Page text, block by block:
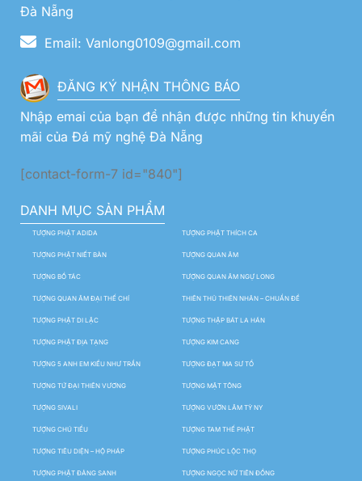
Đà Nẵng
Email: Vanlong0109@gmail.com
ĐĂNG KÝ NHẬN THÔNG BÁO
Nhập emai của bạn để nhận được những tin khuyến
mãi của Đá mỹ nghệ Đà Nẵng
[contact-form-7 id="840"]
DANH MỤC SẢN PHẨM
TƯỢNG PHẬT ADIDA TƯỢNG PHẬT THÍCH CA
TƯỢNG PHẬT NIẾT BÀN TƯỢNG QUAN ÂM
TƯỢNG BỒ TÁC TƯỢNG QUAN ÂM NGỰ LONG
TƯỢNG QUAN ÂM ĐẠI THẾ CHÍ THIÊN THỦ THIÊN NHÃN – CHUẨN ĐỀ
TƯỢNG PHẬT DI LẶC TƯỢNG THẬP BÁT LA HÁN
TƯỢNG PHẬT ĐỊA TẠNG TƯỢNG KIM CANG
TƯỢNG 5 ANH EM KIỀU NHƯ TRẦN TƯỢNG ĐẠT MA SƯ TỔ
TƯỢNG TỨ ĐẠI THIÊN VƯƠNG TƯỢNG MẬT TÔNG
TƯỢNG SIVALI TƯỢNG VƯỜN LÂM TỲ NY
TƯỢNG CHÚ TIỂU TƯỢNG TAM THẾ PHẬT
TƯỢNG TIÊU DIỆN – HỘ PHÁP TƯỢNG PHÚC LỘC THỌ
TƯỢNG PHẬT ĐẢNG SANH TƯỢNG NGỌC NỮ TIÊN ĐỒNG